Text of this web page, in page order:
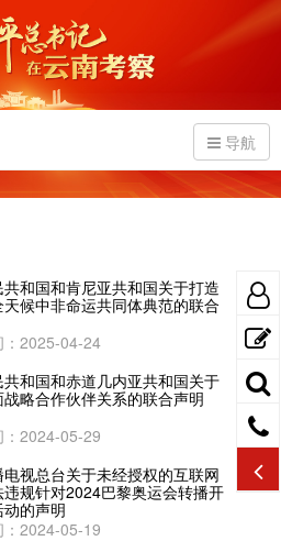
导航
和国和肯尼亚共和国关于打造
天候中非命运共同体典范的联合
：2025-04-24
和国和赤道几内亚共和国关于
略合作伙伴关系的联合声明
：2024-05-29
视总台关于未经授权的互联网
规针对2024巴黎奥运会转播开
的声明
：2024-05-19